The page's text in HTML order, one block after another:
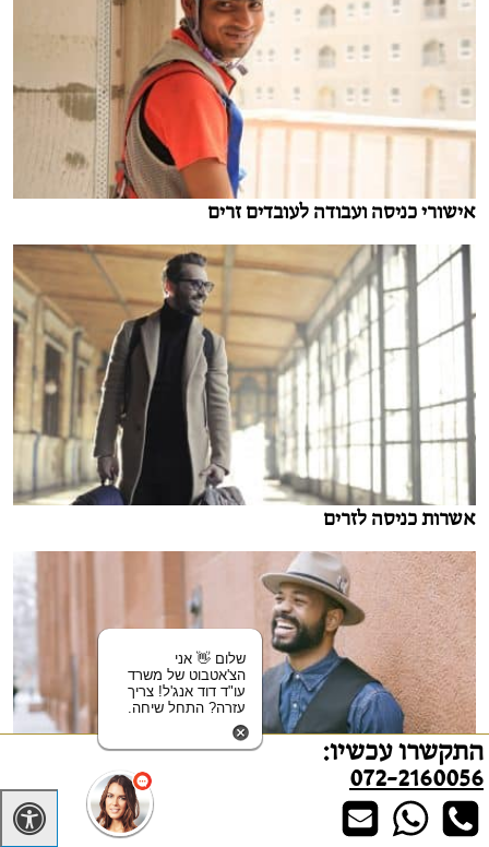
אישורי כניסה ועבודה לעובדים זרים
אשרות כניסה לזרים
אשרות למתן שהייה מטעמים הומניטאריים
התקשרו עכשיו:
072-2160056
שלום 👋 אני
הצ'אטבוט של משרד
עו"ד דוד אנג'ל! צריך
עזרה? התחל שיחה.